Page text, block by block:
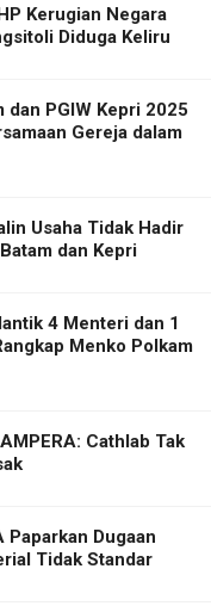
Kerugian Negara
Diduga Keliru
dan PGIW Kepri 2025
Gereja dalam
Usaha Tidak Hadir
dan Kepri
4 Menteri dan 1
Menko Polkam
Cathlab Tak
Paparkan Dugaan
Tidak Standar